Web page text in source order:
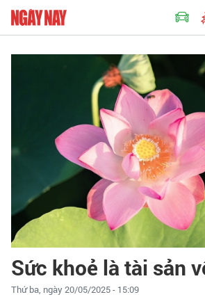
Sức khoẻ là tài sản
Thứ ba, ngày 20/05/2025 - 15:09